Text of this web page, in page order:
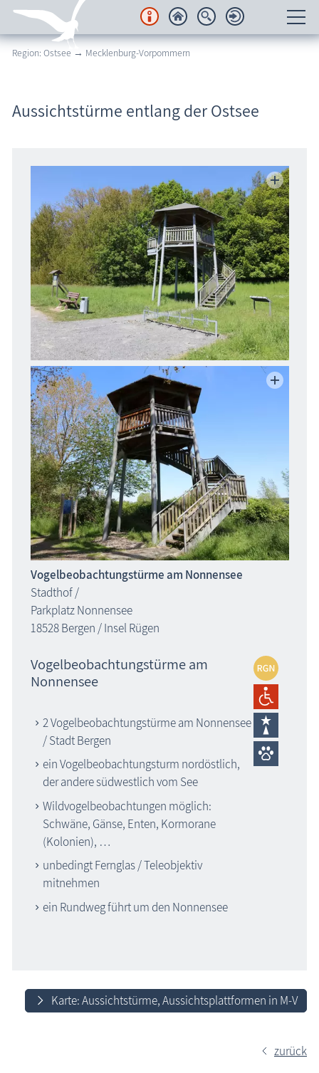
Unterkünfte
Karten
Freizeit
Wissenswertes
Veranstaltungen
Blog
Region: Ostsee → Mecklenburg-Vorpommern
Aussichtstürme entlang der Ostsee
Vogelbeobachtungstürme am Nonnensee
Stadthof /
Parkplatz Nonnensee
18528 Bergen / Insel Rügen
Vogelbeobachtungstürme am
Nonnensee
2 Vogelbeobachtungstürme am Nonnensee
/ Stadt Bergen
ein Vogelbeobachtungsturm nordöstlich,
der andere südwestlich vom See
Wildvogelbeobachtungen möglich:
Schwäne, Gänse, Enten, Kormorane
(Kolonien), …
unbedingt Fernglas / Teleobjektiv
mitnehmen
ein Rundweg führt um den Nonnensee
Karte: Aussichtstürme, Aussichtsplattformen in M-V
zurück